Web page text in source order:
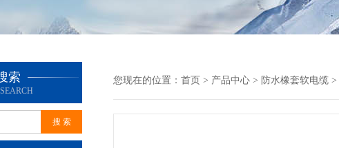
索 您现在的位置： 首页 > 产品中心 > 防水橡套软电缆 >